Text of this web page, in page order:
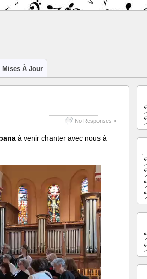
Mises À Jour
No Responses »
à venir chanter avec nous à